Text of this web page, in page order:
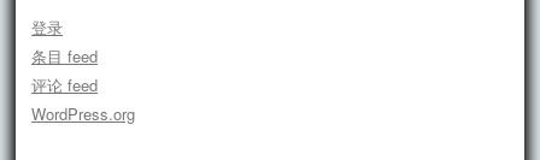
登录
条目 feed
评论 feed
WordPress.org